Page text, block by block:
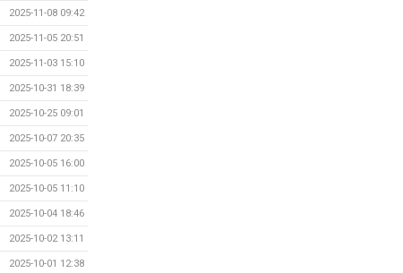
2025-11-08 09:42
2025-11-05 20:51
2025-11-03 15:10
2025-10-31 18:39
2025-10-25 09:01
2025-10-07 20:35
2025-10-05 16:00
2025-10-05 11:10
2025-10-04 18:46
2025-10-02 13:11
2025-10-01 12:38